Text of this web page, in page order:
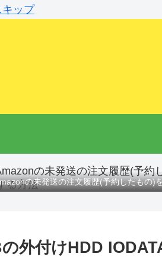
キップ
の未発送の注文履歴(予約したもの)
外付けHDD